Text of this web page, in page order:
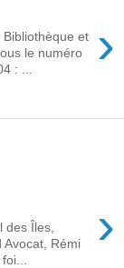
›
et
le numéro
: ...
›
des Îles,
Avocat, Rémi